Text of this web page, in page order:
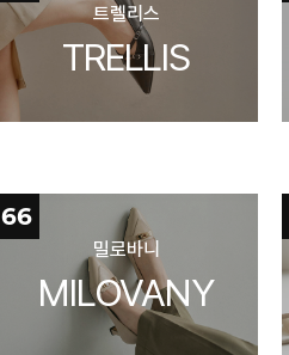
트렐리스
TRELLIS
66
밀로바니
MILOVANY